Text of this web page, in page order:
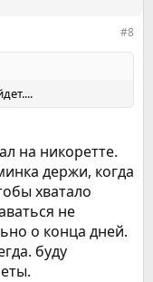
#8
на никоретте.
держи, когда
хватало
не
о конца дней.
буду